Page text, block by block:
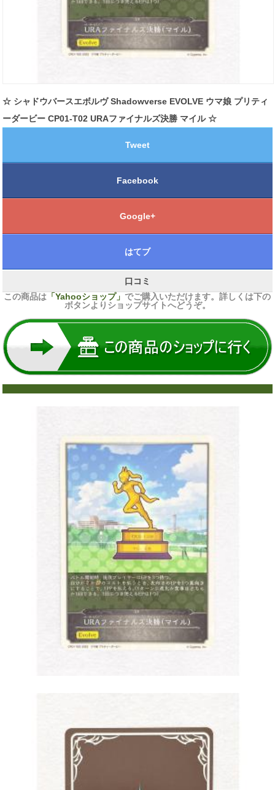
☆ シャドウバースエボルヴ Shadowverse EVOLVE ウマ娘 プリティ
ーダービー CP01-T02 URAファイナルズ決勝 マイル ☆
Tweet
Facebook
Google+
はてブ
口コミ
この商品は 「Yahooショップ」でご購入いただけます。詳しくは下の
ボタンよりショップサイトへどうぞ。